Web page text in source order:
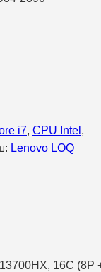
i7, CPU Intel ,
: Lenovo LOQ
16C (8P